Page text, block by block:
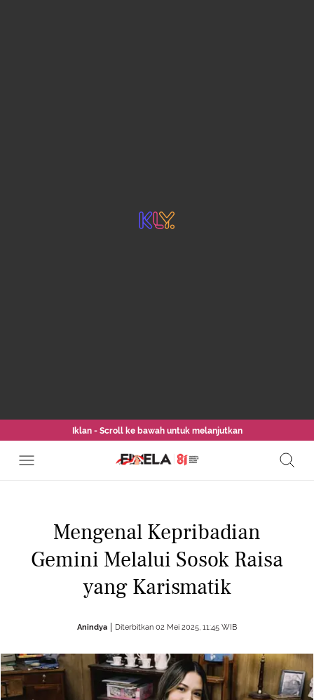
Iklan - Scroll ke bawah untuk melanjutkan
Mengenal Kepribadian
Gemini Melalui Sosok Raisa
yang Karismatik
Anindya Diterbitkan 02 Mei 2025, 11:45 WIB